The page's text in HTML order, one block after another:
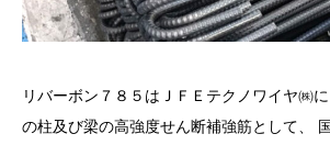
リバーボン７８５はＪＦＥテクノワイヤ㈱
の柱及び梁の高強度せん断補強筋として、